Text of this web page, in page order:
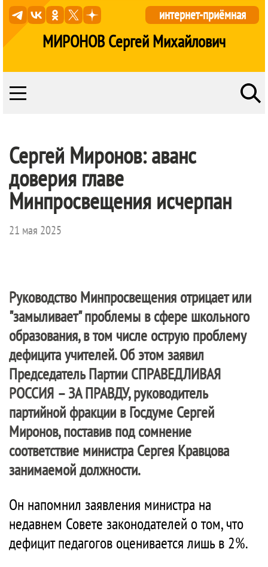
МИРОНОВ Сергей Михайлович
интернет-приёмная
Сергей Миронов: аванс
доверия главе
Минпросвещения исчерпан
21 мая 2025
Руководство Минпросвещения отрицает или
"замыливает" проблемы в сфере школьного
образования, в том числе острую проблему
дефицита учителей. Об этом заявил
Председатель Партии СПРАВЕДЛИВАЯ
РОССИЯ – ЗА ПРАВДУ, руководитель
партийной фракции в Госдуме Сергей
Миронов, поставив под сомнение
соответствие министра Сергея Кравцова
занимаемой должности.
Он напомнил заявления министра на
недавнем Совете законодателей о том, что
дефицит педагогов оценивается лишь в 2%.